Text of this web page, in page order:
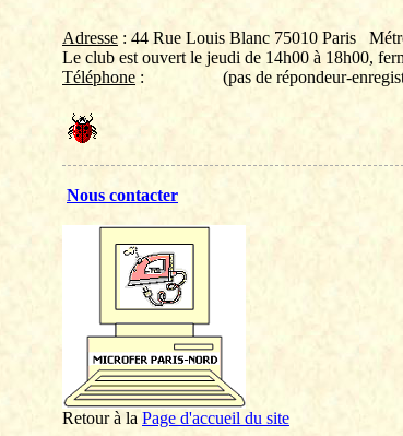
Adresse : 44 Rue Louis Blanc 75010 Paris
Le club est ouvert le jeudi de 14h00 à 18h00,
Téléphone : (pas de répondeur-
Nous contacter
Retour à la Page d'accueil du site